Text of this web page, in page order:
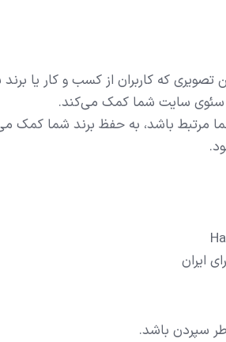
که کاربران از کسب و کار یا
سئوی سایت شما کمک می‌کند.
مرتبط باشد، به حفظ برند شما کمک
سپردن باشد.